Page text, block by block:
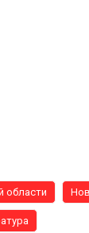
области